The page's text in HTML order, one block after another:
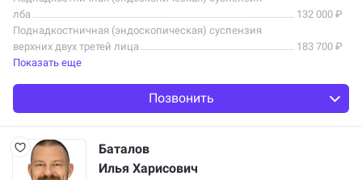
лба
132 000 ₽
Поднадкостничная (эндоскопическая) суспензия
верхних двух третей лица
183 700 ₽
Показать еще
Позвонить
Баталов
Илья Харисович